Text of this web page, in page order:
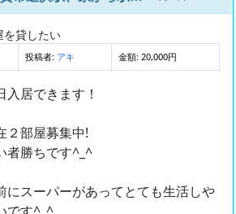
を貸したい
投稿者: アキ 金額: 20,000円
入居できます！
２部屋募集中!
者勝ちです^_^
にスーパーがあってとても生活しや